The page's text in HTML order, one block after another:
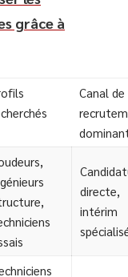
grâce à
Canal de
directe,
intérim